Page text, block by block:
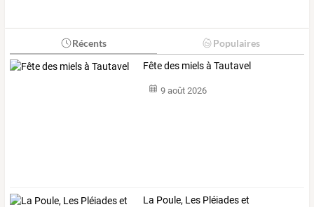
Récents Populaires
Fête des miels à Tautavel
9 août 2026
La Poule, Les Pléiades et